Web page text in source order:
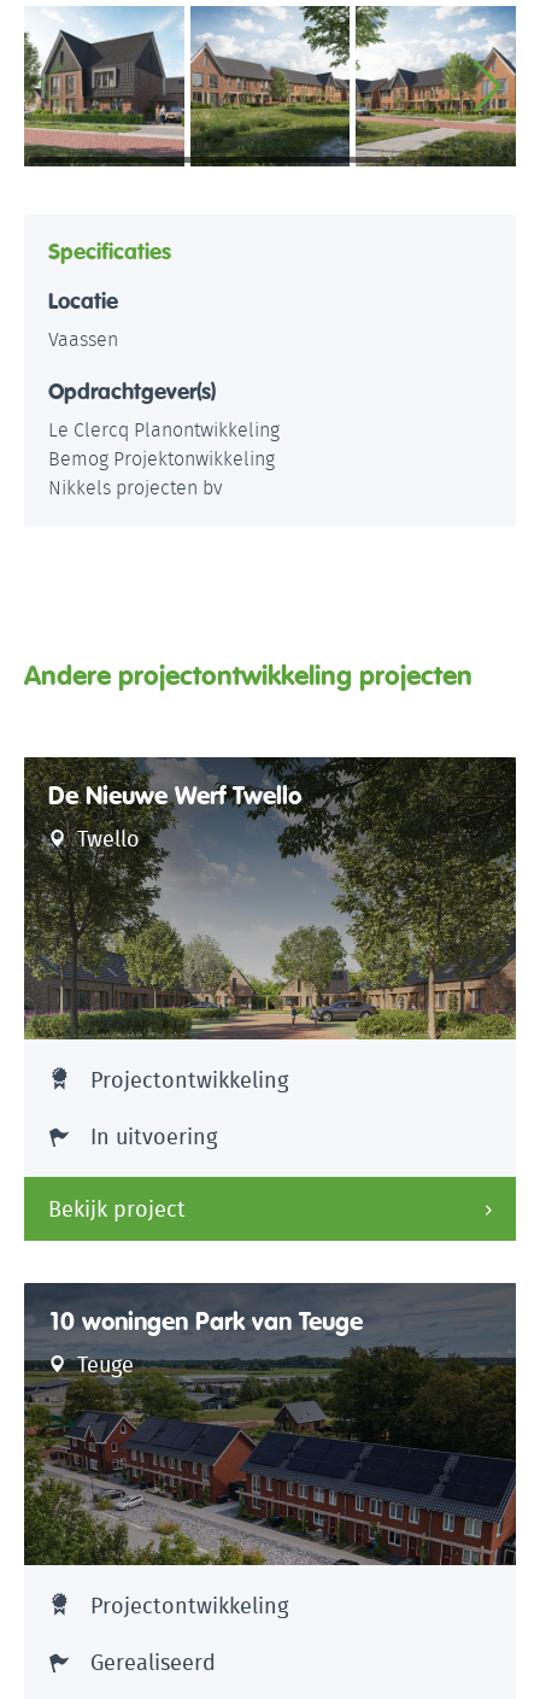
Specificaties
Locatie
Vaassen
Opdrachtgever(s)
Le Clercq Planontwikkeling
Bemog Projektonwikkeling
Nikkels projecten bv
Andere projectontwikkeling projecten
De Nieuwe Werf Twello
Twello
Projectontwikkeling
In uitvoering
Bekijk project
10 woningen Park van Teuge
Teuge
Projectontwikkeling
Gerealiseerd